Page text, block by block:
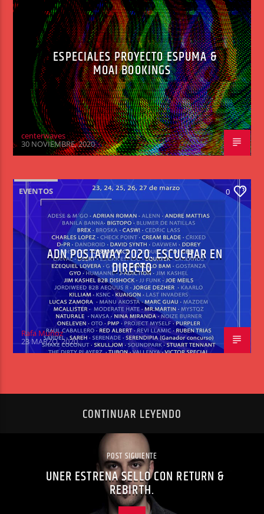
ESPECIALES PROYECTO ESPUMA &
MOAI BOOKINGS
centerwaves
30 NOVIEMBRE, 2020
EVENTOS 0
ADN POSTAWAY 2020. ESCUCHAR EN
DIRECTO
Rafa Muñoz
23 MARZO, 2020
CONTINUAR LEYENDO
POST SIGUIENTE
UNER ESTRENA SELLO CON RETURN &
REBIRTH.